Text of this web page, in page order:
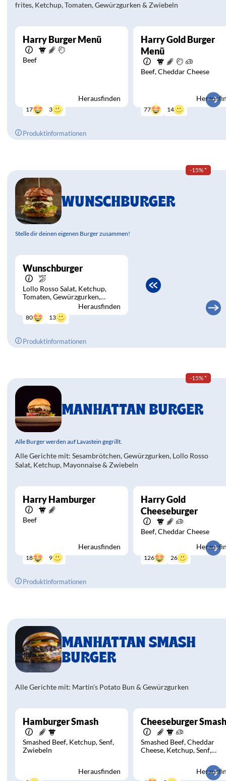
frites, Ketchup, Tomaten, Gewürzgurken & Zwiebeln
Harry Burger Menü
Beef
Herausfinden
17 3
Harry Gold Burger
Menü
Beef Cheddar Cheese
77 14
Produktinformationen
-15%*
WUNSCHBURGER
Stelle dir deinen eigenen Burger zusammen!
Wunschburger
Lollo Rosso Salat Ketchup
Tomaten Gewürzgurken
Zwiebeln
Herausfinden
80 13
Produktinformationen
-15%*
MANHATTAN BURGER
Alle Burger werden auf Lavastein gegrillt.
Alle Gerichte mit: Sesambrötchen, Gewürzgurken, Lollo Rosso
Salat, Ketchup, Mayonnaise & Zwiebeln
Harry Hamburger
Beef
Herausfinden
18 9
Harry Gold
Cheeseburger
Beef Cheddar Cheese
126 26
Produktinformationen
MANHATTAN SMASH
BURGER
Alle Gerichte mit: Martin's Potato Bun & Gewürzgurken
Hamburger Smash
Smashed Beef Ketchup Senf
Zwiebeln
Herausfinden
Cheeseburger Smash
Smashed Beef Cheddar
Cheese Ketchup Senf